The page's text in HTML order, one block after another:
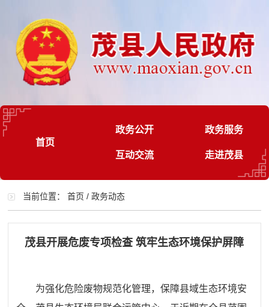
首页
政务公开 政务服务
互动交流 走进茂县
当前位置：首页 /政务动态
茂县开展危废专项检查 筑牢生态环境保护屏障
为强化危险废物规范化管理，保障县域生态环境安